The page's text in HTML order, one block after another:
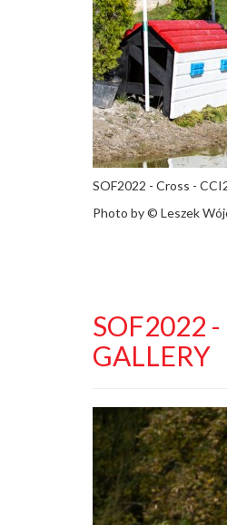
SOF2022 - Cross -
Photo by © Leszek
SOF2022 -
GALLERY